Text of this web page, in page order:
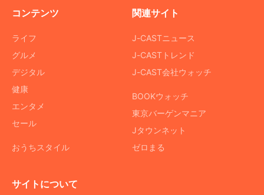
コンテンツ
ライフ
グルメ
デジタル
健康
エンタメ
セール
おうちスタイル
関連サイト
J-CASTニュース
J-CASTトレンド
J-CAST会社ウォッチ
BOOKウォッチ
東京バーゲンマニア
Jタウンネット
ゼロまる
サイトについて